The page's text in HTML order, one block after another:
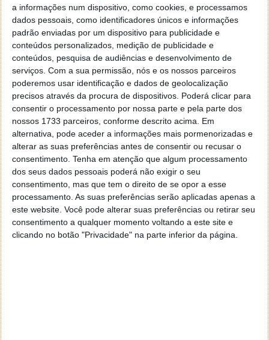
a informações num dispositivo, como cookies, e processamos
dados pessoais, como identificadores únicos e informações
padrão enviadas por um dispositivo para publicidade e
conteúdos personalizados, medição de publicidade e
conteúdos, pesquisa de audiências e desenvolvimento de
serviços. Com a sua permissão, nós e os nossos parceiros
poderemos usar identificação e dados de geolocalização
precisos através da procura de dispositivos. Poderá clicar para
consentir o processamento por nossa parte e pela parte dos
nossos 1733 parceiros, conforme descrito acima. Em
alternativa, pode aceder a informações mais pormenorizadas e
alterar as suas preferências antes de consentir ou recusar o
consentimento. Tenha em atenção que algum processamento
dos seus dados pessoais poderá não exigir o seu
consentimento, mas que tem o direito de se opor a esse
processamento. As suas preferências serão aplicadas apenas a
este website. Você pode alterar suas preferências ou retirar seu
consentimento a qualquer momento voltando a este site e
clicando no botão "Privacidade" na parte inferior da página.
4) Bash no Windows 10
A Microsoft integrou a Bash no Windows 10. Esta
funcionalidade não está activa por omissão, mas é
fácil proceder à sua activação. Vejaaquicomo pode
activar a Bash em apenas 8 passos.